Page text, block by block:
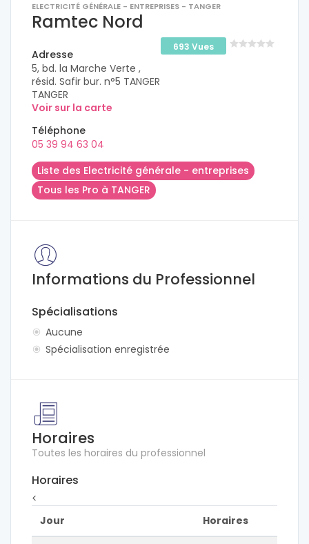
ELECTRICITÉ GÉNÉRALE - ENTREPRISES - TANGER
Ramtec Nord
693 Vues
Adresse
5, bd. la Marche Verte ,
résid. Safir bur. n°5 TANGER
TANGER
Voir sur la carte
Téléphone
05 39 94 63 04
Liste des Electricité générale - entreprises
Tous les Pro à TANGER
Informations du Professionnel
Spécialisations
Aucune
Spécialisation enregistrée
Horaires
Toutes les horaires du professionnel
Horaires
<
Jour
Horaires